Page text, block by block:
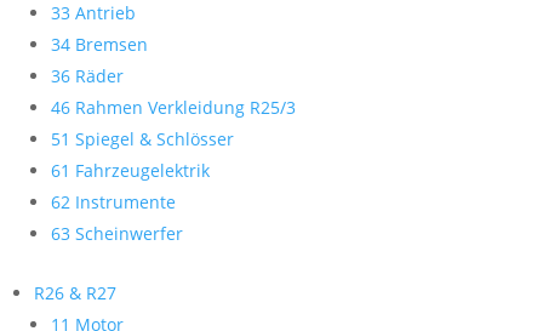
33 Antrieb
34 Bremsen
36 Räder
46 Rahmen Verkleidung R25/3
51 Spiegel & Schlösser
61 Fahrzeugelektrik
62 Instrumente
63 Scheinwerfer
R26 & R27
11 Motor